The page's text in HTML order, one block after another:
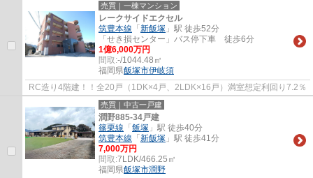
売買｜一棟マンション
レークサイドエクセル
筑豊本線 「 新飯塚 」駅 徒歩52分
「せき損センター」バス停下車 徒歩6分
1億6,000万円
間取:-/1044.48㎡
福岡県飯塚市伊岐須
RC造り4階建！！全20戸（1DK×4戸、2LDK×16戸）満室想定利回り7.2％
売買｜中古一戸建
潤野885-34戸建
篠栗線 「 飯塚 」駅 徒歩40分
筑豊本線 「 新飯塚 」駅 徒歩41分
7,000万円
間取:7LDK/466.25㎡
福岡県飯塚市潤野